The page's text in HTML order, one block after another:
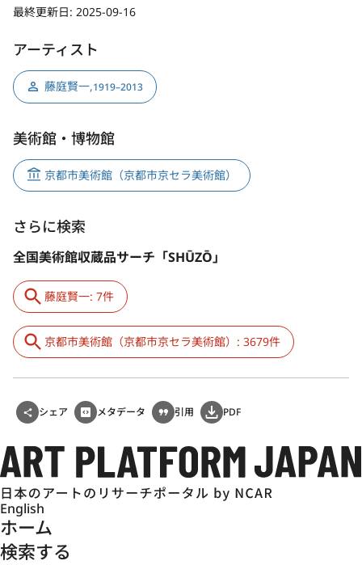
最終更新日: 2025-09-16
アーティスト
藤庭賢一,1919–2013
美術館・博物館
京都市美術館（京都市京セラ美術館）
さらに検索
全国美術館収蔵品サーチ「SHŪZŌ」
藤庭賢一: 7件
京都市美術館（京都市京セラ美術館）: 3679件
シェア メタデータ 引用 PDF
English
ホーム
検索する